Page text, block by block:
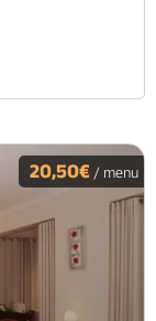
20,50€ / menu